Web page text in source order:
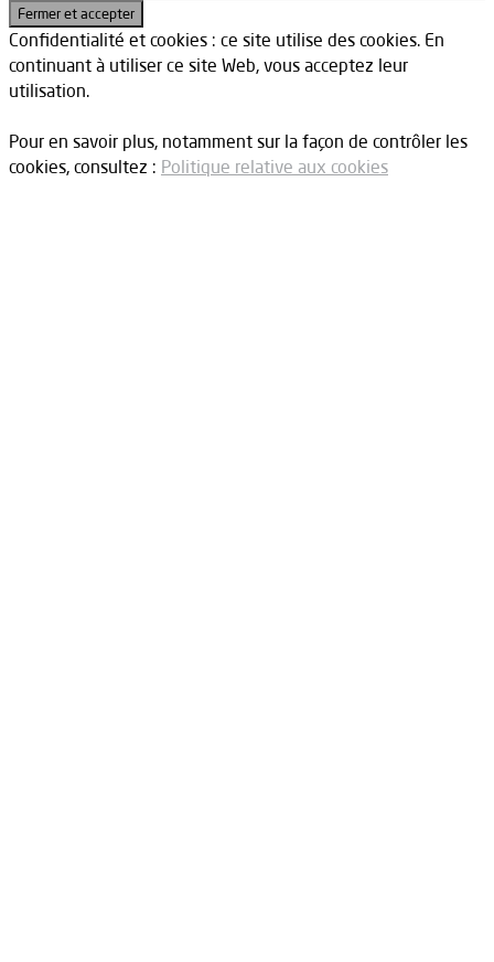
Confidentialité et cookies : ce site utilise des cookies. En
continuant à utiliser ce site Web, vous acceptez leur
utilisation.
Pour en savoir plus, notamment sur la façon de contrôler les
cookies, consultez : Politique relative aux cookies